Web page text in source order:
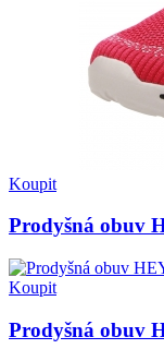
Koupit
Prodyšná obuv
Koupit
Prodyšná obuv